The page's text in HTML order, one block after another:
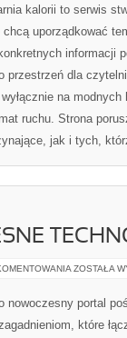
kalorii to serwis
uporządkować
informacji
przestrzeń dla
na modnych
ruchu. Strona
jak i tych,
ZOSTAŁA
nowoczesny portal
które